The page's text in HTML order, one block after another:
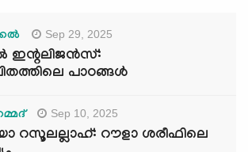
Sep 29, 2025
പാഠങ്ങൾ
Sep 10, 2025
റസൂലല്ലാഹ്: റൗളാ ശരീഫിലെ